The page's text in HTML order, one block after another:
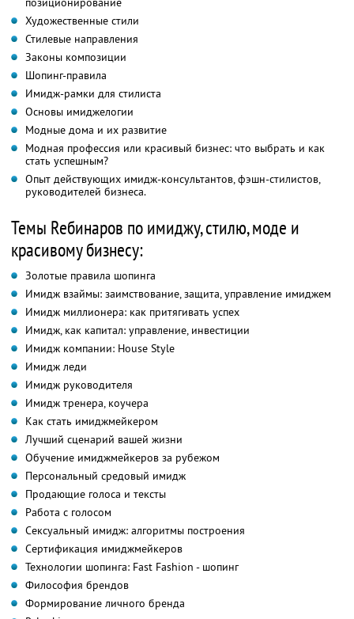
Художественные стили
Стилевые направления
Законы композиции
Шопинг-правила
Имидж-рамки для стилиста
Основы имиджелогии
Модные дома и их развитие
Модная профессия или красивый бизнес: что выбрать и как
стать успешным?
Опыт действующих имидж-консультантов, фэшн-стилистов,
руководителей бизнеса.
Темы Reбинаров по имиджу, стилю, моде и
красивому бизнесу:
Золотые правила шопинга
Имидж взаймы: заимствование, защита, управление имиджем
Имидж миллионера: как притягивать успех
Имидж, как капитал: управление, инвестиции
Имидж компании: House Style
Имидж леди
Имидж руководителя
Имидж тренера, коучера
Как стать имиджмейкером
Лучший сценарий вашей жизни
Обучение имиджмейкеров за рубежом
Персональный средовый имидж
Продающие голоса и тексты
Работа с голосом
Сексуальный имидж: алгоритмы построения
Сертификация имиджмейкеров
Технологии шопинга: Fast Fashion - шопинг
Философия брендов
Формирование личного бренда